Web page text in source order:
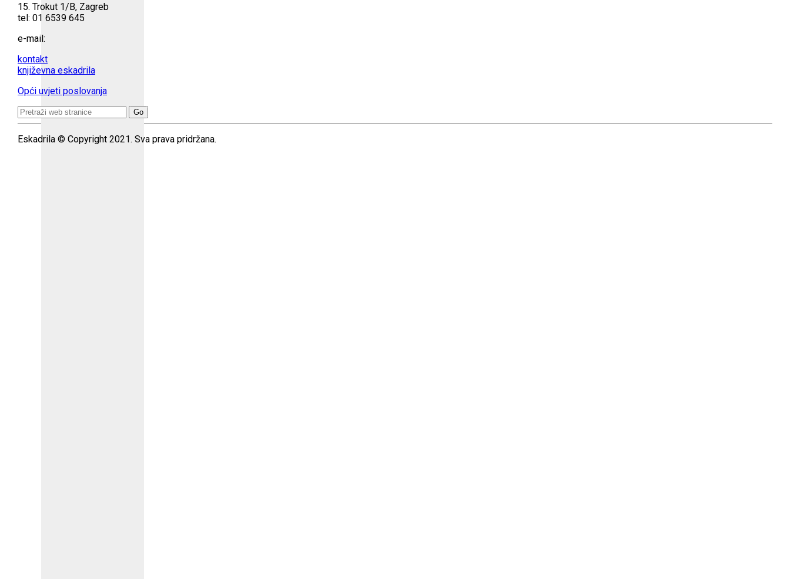
15. Trokut 1/B, Zagreb
tel: 01 6539 645
e-mail:
kontakt
književna eskadrila
Opći uvjeti poslovanja
Search
for:
Eskadrila © Copyright 2021. Sva prava pridržana.